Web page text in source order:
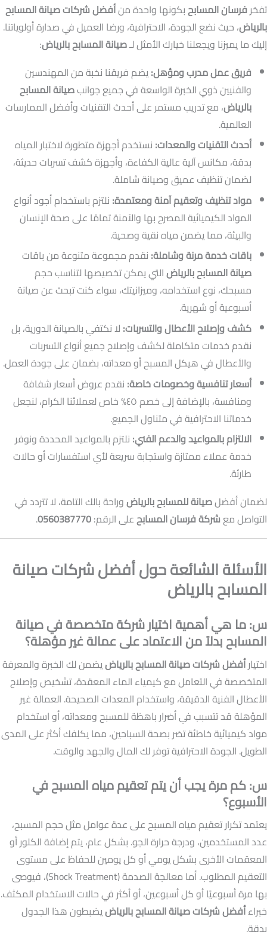
تفخرفرسان المسابحبكونها واحدة منأفضل شركات صيانة المسابح
بالرياض، حيث نضع الجودة، الاحترافية، ورضا العميل في صدارة أولوياتنا.
إليك ما يميزنا ويجعلنا خيارك الأمثل لـصيانة المسابح بالرياض:
فريق عمل مدرب ومؤهل:يضم فريقنا نخبة من المهندسين
والفنيين ذوي الخبرة الواسعة في جميع جوانبصيانة المسابح
بالرياض، مع تدريب مستمر على أحدث التقنيات وأفضل الممارسات
العالمية.
أحدث التقنيات والمعدات: نستخدم أجهزة متطورة لاختبار المياه
بدقة، مكانس آلية عالية الكفاءة، وأجهزة كشف تسربات حديثة،
لضمان تنظيف عميق وصيانة شاملة.
مواد تنظيف وتعقيم آمنة ومعتمدة: نلتزم باستخدام أجود أنواع
المواد الكيميائية المصرح بها والآمنة تمامًا على صحة الإنسان
والبيئة، مما يضمن مياه نقية وصحية.
باقات خدمة مرنة وشاملة: نقدم مجموعة متنوعة من باقات
صيانة المسابح بالرياضالتي يمكن تخصيصها لتناسب حجم
مسبحك، نوع استخدامه، وميزانيتك، سواء كنت تبحث عن صيانة
أسبوعية أو شهرية.
كشف وإصلاح الأعطال والتسربات: لا نكتفي بالصيانة الدورية، بل
نقدم خدمات متكاملة لكشف وإصلاح جميع أنواع التسربات
والأعطال في هيكل المسبح أو معداته، بضمان على جودة العمل.
أسعار تنافسية وخصومات خاصة: نقدم عروض أسعار شفافة
ومنافسة، بالإضافة إلى خصم ٤٥% خاص لعملائنا الكرام، لنجعل
خدماتنا الاحترافية في متناول الجميع.
الالتزام بالمواعيد والدعم الفني: نلتزم بالمواعيد المحددة ونوفر
خدمة عملاء ممتازة واستجابة سريعة لأي استفسارات أو حالات
طارئة.
لضمان أفضلصيانة للمسابح بالرياضوراحة بالك التامة، لا تتردد في
التواصل معشركة فرسان المسابحعلى الرقم:0560387770
.
الأسئلة الشائعة حول أفضل شركات صيانة
المسابح بالرياض
س: ما هي أهمية اختيار شركة متخصصة في صيانة
المسابح بدلاً من الاعتماد على عمالة غير مؤهلة؟
اختيارأفضل شركات صيانة المسابح بالرياضيضمن لك الخبرة والمعرفة
المتخصصة في التعامل مع كيمياء الماء المعقدة، تشخيص وإصلاح
الأعطال الفنية الدقيقة، واستخدام المعدات الصحيحة. العمالة غير
المؤهلة قد تتسبب في أضرار باهظة للمسبح ومعداته، أو استخدام
مواد كيميائية خاطئة تضر بصحة السباحين، مما يكلفك أكثر على المدى
الطويل. الجودة الاحترافية توفر لك المال والجهد والوقت.
س: كم مرة يجب أن يتم تعقيم مياه المسبح في
الأسبوع؟
يعتمد تكرار تعقيم مياه المسبح على عدة عوامل مثل حجم المسبح،
عدد المستخدمين، ودرجة حرارة الجو. بشكل عام، يتم إضافة الكلور أو
المعقمات الأخرى بشكل يومي أو كل يومين للحفاظ على مستوى
التعقيم المطلوب. أما معالجة الصدمة (Shock Treatment)، فيوصى
بها مرة أسبوعيًا أو كل أسبوعين، أو أكثر في حالات الاستخدام المكثف.
خبراءأفضل شركات صيانة المسابح بالرياضيضبطون هذا الجدول